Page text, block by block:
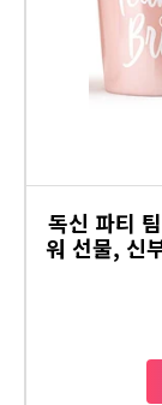
독신 파티
워 선물, 신